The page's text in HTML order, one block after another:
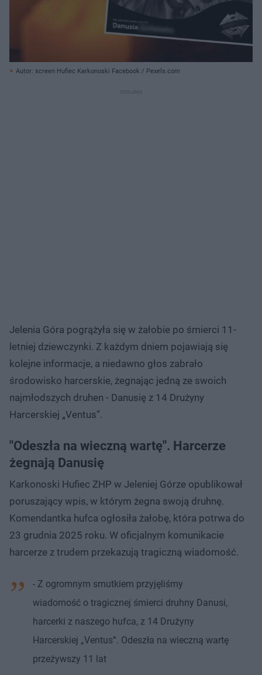
Autor: screen Hufiec Karkonoski Facebook / Pexels.com
Jelenia Góra pogrążyła się w żałobie po śmierci 11-
letniej dziewczynki. Z każdym dniem pojawiają się
kolejne informacje, a niedawno głos zabrało
środowisko harcerskie, żegnając jedną ze swoich
najmłodszych druhen - Danusię z 14 Drużyny
Harcerskiej „Ventus”.
"Odeszła na wieczną wartę". Harcerze
żegnają Danusię
Karkonoski Hufiec ZHP w Jeleniej Górze opublikował
poruszający wpis, w którym żegna swoją druhnę.
Komendantka hufca ogłosiła żałobę, która potrwa do
23 grudnia 2025 roku. W oficjalnym komunikacie
harcerze z trudem przekazują tragiczną wiadomość.
- Z ogromnym smutkiem przyjęliśmy
wiadomość o tragicznej śmierci druhny Danusi,
harcerki z naszego hufca, z 14 Drużyny
Harcerskiej „Ventus”. Odeszła na wieczną wartę
przeżywszy 11 lat